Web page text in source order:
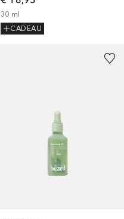
30 ml
CADEAU